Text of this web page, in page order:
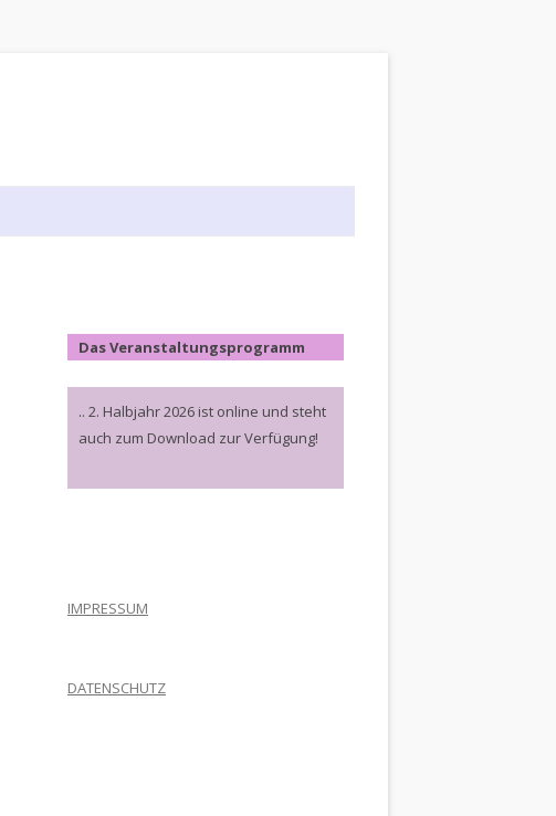
Das Veranstaltungsprogramm
.. 2. Halbjahr 2026 ist online und steht
auch zum Download zur Verfügung!
IMPRESSUM
DATENSCHUTZ